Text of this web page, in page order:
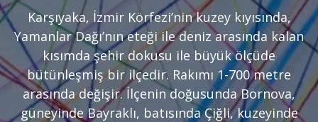
Karşıyaka, İzmir Körfezi’nin kuzey kıyısında,
Yamanlar Dağı’nın eteği ile deniz arasında kalan
kısımda şehir dokusu ile büyük ölçüde
bütünleşmiş bir ilçedir. Rakımı 1-700 metre
arasında değişir. İlçenin doğusunda Bornova,
güneyinde Bayraklı, batısında Çiğli, kuzeyinde